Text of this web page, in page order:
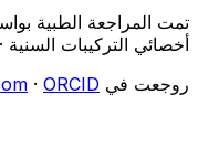
تمت المراجعة الطبية
أخصائي التركيبات
روجعت في August 2026 ·
· ORCID